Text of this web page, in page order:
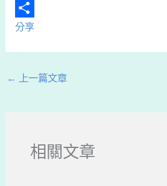
e
b
k
r
e
s
n
W
e
a
分享
← 上一篇文章
相關文章